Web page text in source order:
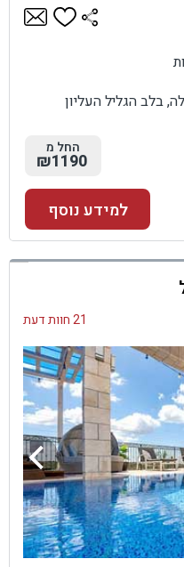
בלב הגליל העליון
החל מ
₪1190
למידע נוסף
21 חוות דעת